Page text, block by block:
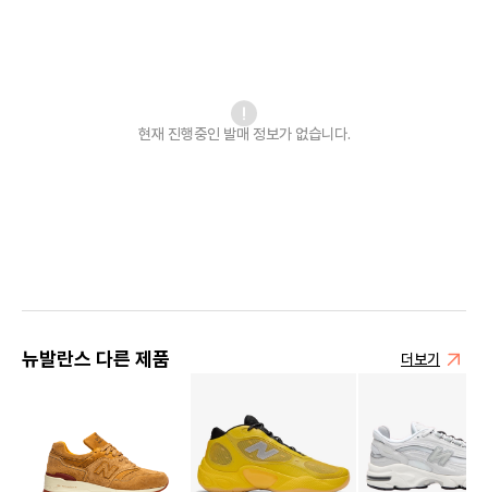
현재 진행중인 발매 정보가 없습니다.
뉴발란스 다른 제품 더보기